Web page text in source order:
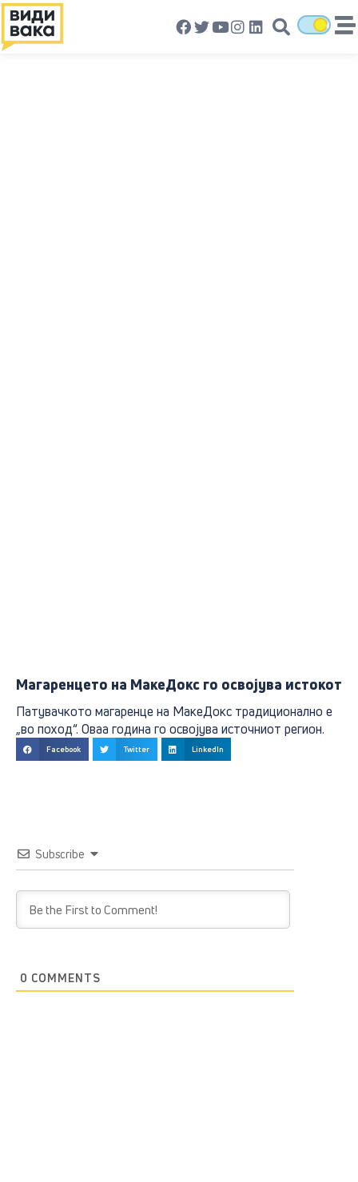
Магаренцето на МакеДокс го освојува истокот
Патувачкото магаренце на МакеДокс традиционално е
„во поход“. Оваа година го освојува источниот регион.
Facebook Twitter LinkedIn
Subscribe
0 COMMENTS